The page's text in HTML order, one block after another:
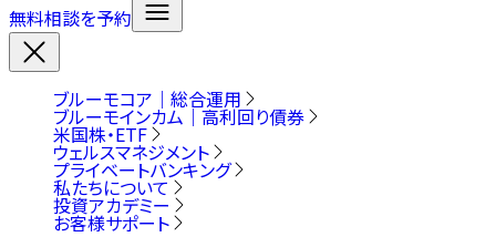
無料相談を予約
ブルーモコア｜総合運用
ブルーモインカム｜高利回り債券
米国株・ETF
ウェルスマネジメント
プライベートバンキング
私たちについて
投資アカデミー
お客様サポート